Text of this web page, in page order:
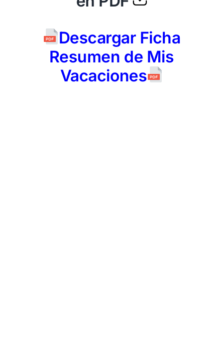
Descargar Ficha
Resumen de Mis
Vacaciones